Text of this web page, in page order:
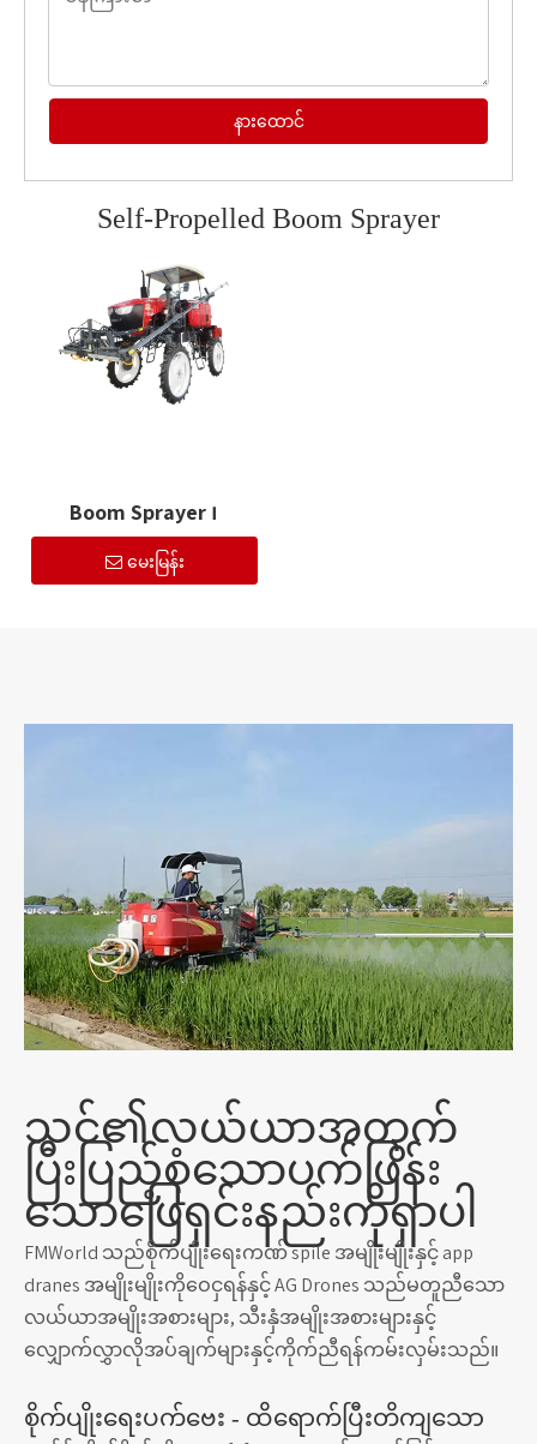
နားထောင်
Self-Propelled Boom Sprayer
Boom Sprayer ၊
မေးမြန်း
သင်၏လယ်ယာအတွက်
ပြီးပြည့်စုံသောပက်ဖြန်း
သောဖြေရှင်းနည်းကိုရှာပါ
FMWorld သည်စိုက်ပျိုးရေးကဏ် spile အမျိုးမျိုးနှင့် app
dranes အမျိုးမျိုးကိုဝေငှရန်နှင့် AG Drones သည်မတူညီသော
လယ်ယာအမျိုးအစားများ, သီးနှံအမျိုးအစားများနှင့်
လျှောက်လွှာလိုအပ်ချက်များနှင့်ကိုက်ညီရန်ကမ်းလှမ်းသည်။
စိုက်ပျိုးရေးပက်ဗေး - ထိရောက်ပြီးတိကျသော